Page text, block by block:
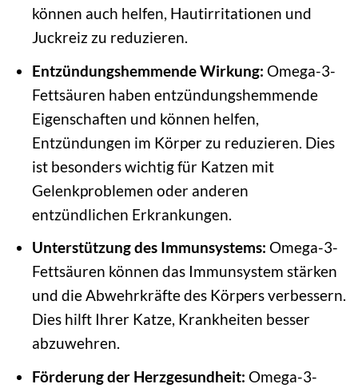
können auch helfen, Hautirritationen und
Juckreiz zu reduzieren.
Entzündungshemmende Wirkung: Omega-3-
Fettsäuren haben entzündungshemmende
Eigenschaften und können helfen,
Entzündungen im Körper zu reduzieren. Dies
ist besonders wichtig für Katzen mit
Gelenkproblemen oder anderen
entzündlichen Erkrankungen.
Unterstützung des Immunsystems: Omega-3-
Fettsäuren können das Immunsystem stärken
und die Abwehrkräfte des Körpers verbessern.
Dies hilft Ihrer Katze, Krankheiten besser
abzuwehren.
Förderung der Herzgesundheit: Omega-3-